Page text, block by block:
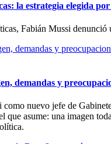
la estrategia elegida
Fabián Mussi
demandas y
nuevo jefe de
que asume: una imagen